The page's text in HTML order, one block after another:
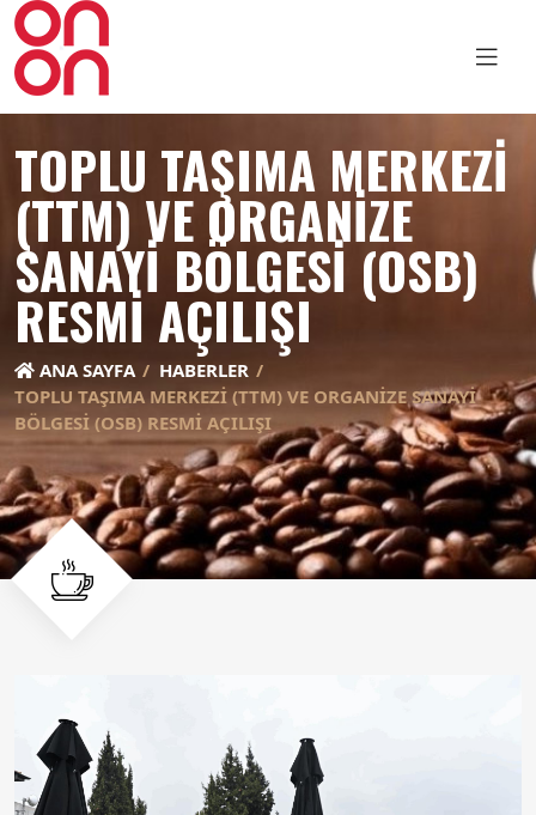
TOPLU TAŞIMA MERKEZI
(TTM) VE ORGANIZE
SANAYI BÖLGESI (OSB)
RESMI AÇILIŞI
ANA SAYFA
HABERLER
TOPLU TAŞIMA MERKEZI (TTM) VE ORGANIZE SANAYI
BÖLGESI (OSB) RESMI AÇILIŞI